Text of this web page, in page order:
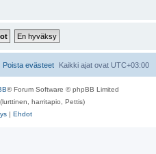
Kaikki ajat ovat UTC+03:00
Poista evästeet
® Forum Software © phpBB Limited
harritapio, Pettis)
| Ehdot